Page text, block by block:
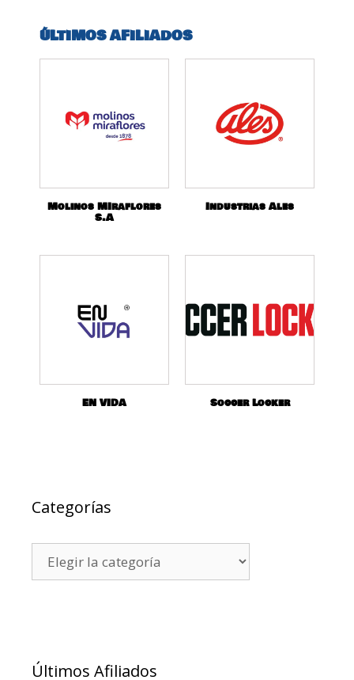
ÚLTIMOS AFILIADOS
Molinos MIraflores
S.A
Industrias Ales
EN VIDA Soccer Locker
Categorías
Últimos Afiliados